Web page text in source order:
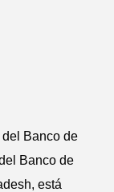
Banco de
Banco de
está